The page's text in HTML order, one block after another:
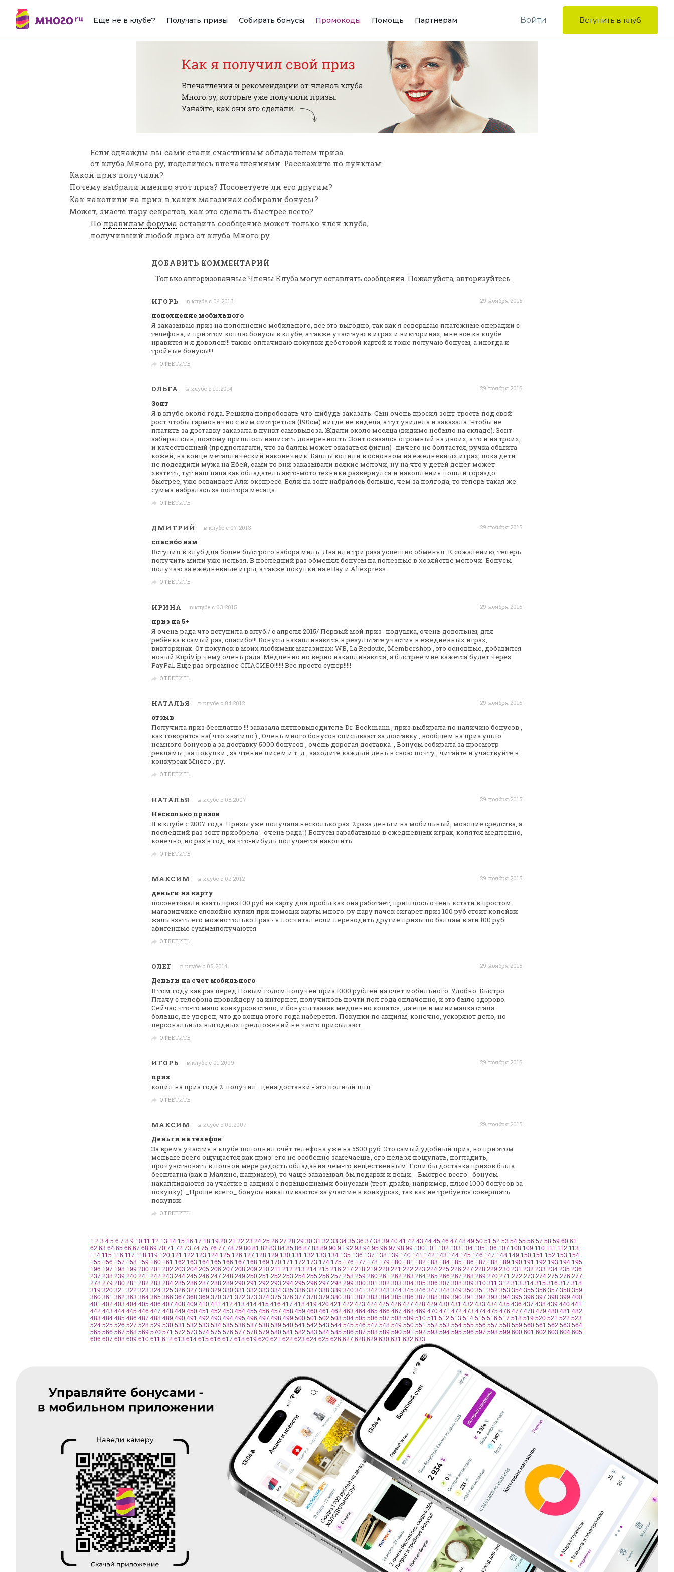
Ещё не в клубе? Получать призы Собирать бонусы Промокоды Помощь Партнёрам Войти Вступить в клуб
Если однажды вы сами стали счастливым обладателем приза
от клуба Много.ру, поделитесь впечатлениями. Расскажите по пунктам:
Какой приз получили?
Почему выбрали именно этот приз? Посоветуете ли его другим?
Как накопили на приз: в каких магазинах собирали бонусы?
Может, знаете пару секретов, как это сделать быстрее всего?
По правилам форума оставить сообщение может только член клуба,
получивший любой приз от клуба Много.ру.
ДОБАВИТЬ КОММЕНТАРИЙ
Только авторизованные Члены Клуба могут оставлять сообщения. Пожалуйста, авторизуйтесь
ИГОРЬ в клубе с 04.2013 29 ноября 2015
пополнение мобильного
Я заказываю приз на пополнение мобильного, все это выгодно, так как я совершаю платежные операции с
телефона, и при этом коплю бонусы в клубе, а также участвую в играх и викторинах, мне все кв клубе
нравится и я доволен!!! также оплачиваю покупки дебетовой картой и тоже получаю бонусы, аиногда и
тройные бонусы!!!
ОТВЕТИТЬ
ОЛЬГА в клубе с 10.2014 29 ноября 2015
Зонт
Я в клубе около года. Решила попробовать что-нибудь заказать. Сын очень просил зонт-трость под свой
рост чтобыгармонично с ним смотреться (190см) нигде не видела, а тутувидела и заказала. Чтобы не
платить за доставку заказала в пункт самовывоза. Ждали около месяца (видимо небыло наскладе). Зонт
забирал сын, поэтому пришлось написать доверенность. Зонт оказался огромный на двоих, а то и натроих,
и качественный (предполагали, что за баллы можетоказаться фигня)- ничего не болтается, ручка обшита
кожей, на конце металлический наконечник. Баллы копили в основном на ежедневных играх, пока дети
не подсадили мужа на Ебей, сами то они заказывали всякие мелочи, ну на что у детей денег может
хватить, тут наш папа как обладатель авто-мото техники развернулся и накопления пошли гораздо
быстрее, уже осваивает Али-экспресс. Если на зонт набралось больше, чем за полгода, то теперь такая же
сумма набралась за полторамесяца.
ОТВЕТИТЬ
ДМИТРИЙ в клубе с 07.2013 29 ноября 2015
спасибо вам
Вступил в клуб для более быстрого набора миль. Два или трираза успешно обменял. К сожалению, теперь
получить мили уже нельзя. В последний раз обменял бонусы на полезные в хозяйстве мелочи. Бонусы
получаю за ежедневные игры, а также покупки на eBay и Aliexpress.
ОТВЕТИТЬ
ИРИНА в клубе с 03.2015 29 ноября 2015
приз на 5+
Я очень рада что вступила в клуб./ с апреля 2015/Первый мой приз- подушка, очень довольны, для
ребёнка в самый раз, спасибо!!! Бонусы накапливаются в результате участия в ежедневныхиграх,
викторинах. От покупок в моих любимых магазинах: WB, La Redoute, Membershop., это основные, добавился
новый KupiVip чему очень рада. Медленно но верно накапливаются, абыстрее мне кажется будет через
PayPal. Ещё раз огромное СПАСИБО!!!!!! Все просто супер!!!!!
ОТВЕТИТЬ
НАТАЛЬЯ в клубе с 04.2012 29 ноября 2015
отзыв
Получила приз бесплатно !!! заказала пятновыводитель Dr. Beckmann , приз выбирала по наличию бонусов ,
как говорится на( что хватило ) , Очень много бонусов списывают задоставку , вообщем на приз ушло
немного бонусов а задоставку 5000 бонусов , очень дорогая доставка ., Бонусысобирала за просмотр
рекламы , за покупки , за чтение писем и т. д., заходите каждый день в свою почту , читайте и участвуйте в
конкурсах Много . ру.
ОТВЕТИТЬ
НАТАЛЬЯ в клубе с 08.2007 29 ноября 2015
Несколько призов
Я в клубе с 2007 года. Призы уже получала несколько раз: 2раза деньги на мобильный, моющие средства, а
последний раз зонт приобрела - очень рада :) Бонусы зарабатываю в ежедневных играх, копятся медленно,
конечно, но раз в год, на что-нибудь получается накопить.
ОТВЕТИТЬ
МАКСИМ в клубе с 02.2012 29 ноября 2015
деньги на карту
посоветовали взять приз 100 руб на карту для пробы как онаработает, пришлось очень кстати в простом
магазинчике спокойно купил при помощи карты много. ру пару пачек сигаретприз 100 руб стоит копейки
жаль взять его можно только 1 раз - я посчитал если переводить другие призы по баллам в эти 100 руб
афигенные суммыполучаются
ОТВЕТИТЬ
ОЛЕГ в клубе с 05.2014 29 ноября 2015
Деньги на счет мобильного
В том году как раз перед Новым годом получен приз 1000рублей на счет мобильного. Удобно. Быстро.
Плачу с телефонапровайдеру за интернет, получилось почти пол года оплаченно, и это было здорово.
Сейчас что-то мало конкурсов стало, и бонусы таааак медленно копятся, да еще и минималка стала
больше, не уверен, что до конца этого года наберется. Покупки по акциям, конечно, ускоряют дело, но
персональных выгодных предложений не часто присылают.
ОТВЕТИТЬ
ИГОРЬ в клубе с 01.2009 29 ноября 2015
приз
копил на приз года 2. получил.. цена доставки - это полный ппц..
ОТВЕТИТЬ
МАКСИМ в клубе с 09.2007 29 ноября 2015
Деньги на телефон
За время участия в клубе пополнил счёт телефона уже на 5500руб. Это самый удобный приз, но при этом
меньше всего ощущается как приз: его не особенно замечаешь, его нельзя пощупать, погладить,
прочувствовать в полной мере радость обладания чем-то вещественным. Если бы доставка призов была
бесплатна (как в Малине, например), то чаще заказывал быподарки и вещи. _Быстрее всего_ бонусы
накапливаются заучастие в акциях с повышенными бонусами (тест-драйв, например, плюс 1000 бонусов за
покупку). _Проще всего_
бонусы накапливаются за участие в конкурсах, так как не требуется совершать
покупки.
ОТВЕТИТЬ
1 2 3 4 5 6 7 8 9 10 11 12 13 14 15 16 17 18 19 20 21 22 23 24 25 26 27 28 29 30 31 32 33 34 35 36 37 38 39 40 41 42 43 44 45 46 47 48 49 50 51 52 53 54 55 56 57 58 59 60 61
62 63 64 65 66 67 68 69 70 71 72 73 74 75 76 77 78 79 80 81 82 83 84 85 86 87 88 89 90 91 92 93 94 95 96 97 98 99 100 101 102 103 104 105 106 107 108 109 110 111 112 113
114 115 116 117 118 119 120 121 122 123 124 125 126 127 128 129 130 131 132 133 134 135 136 137 138 139 140 141 142 143 144 145 146 147 148 149 150 151 152 153 154
155 156 157 158 159 160 161 162 163 164 165 166 167 168 169 170 171 172 173 174 175 176 177 178 179 180 181 182 183 184 185 186 187 188 189 190 191 192 193 194 195
196 197 198 199 200 201 202 203 204 205 206 207 208 209 210 211 212 213 214 215 216 217 218 219 220 221 222 223 224 225 226 227 228 229 230 231 232 233 234 235 236
237 238 239 240 241 242 243 244 245 246 247 248 249 250 251 252 253 254 255 256 257 258 259 260 261 262 263 264 265 266 267 268 269 270 271 272 273 274 275 276 277
278 279 280 281 282 283 284 285 286 287 288 289 290 291 292 293 294 295 296 297 298 299 300 301 302 303 304 305 306 307 308 309 310 311 312 313 314 315 316 317 318
319 320 321 322 323 324 325 326 327 328 329 330 331 332 333 334 335 336 337 338 339 340 341 342 343 344 345 346 347 348 349 350 351 352 353 354 355 356 357 358 359
360 361 362 363 364 365 366 367 368 369 370 371 372 373 374 375 376 377 378 379 380 381 382 383 384 385 386 387 388 389 390 391 392 393 394 395 396 397 398 399 400
401 402 403 404 405 406 407 408 409 410 411 412 413 414 415 416 417 418 419 420 421 422 423 424 425 426 427 428 429 430 431 432 433 434 435 436 437 438 439 440 441
442 443 444 445 446 447 448 449 450 451 452 453 454 455 456 457 458 459 460 461 462 463 464 465 466 467 468 469 470 471 472 473 474 475 476 477 478 479 480 481 482
483 484 485 486 487 488 489 490 491 492 493 494 495 496 497 498 499 500 501 502 503 504 505 506 507 508 509 510 511 512 513 514 515 516 517 518 519 520 521 522 523
524 525 526 527 528 529 530 531 532 533 534 535 536 537 538 539 540 541 542 543 544 545 546 547 548 549 550 551 552 553 554 555 556 557 558 559 560 561 562 563 564
565 566 567 568 569 570 571 572 573 574 575 576 577 578 579 580 581 582 583 584 585 586 587 588 589 590 591 592 593 594 595 596 597 598 599 600 601 602 603 604 605
606 607 608 609 610 611 612 613 614 615 616 617 618 619 620 621 622 623 624 625 626 627 628 629 630 631 632 633